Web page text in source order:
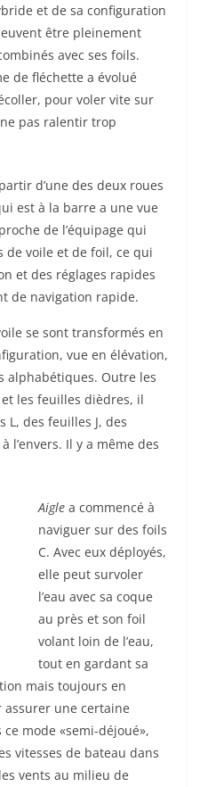
et de sa configuration
être pleinement
avec ses foils.
de fléchette a évolué
pour voler vite sur
pas ralentir trop
d’une des deux roues
est à la barre a une vue
de l’équipage qui
de voile et de foil, ce qui
et des réglages rapides
de navigation rapide.
se sont transformés en
vue en élévation,
alphabétiques. Outre les
les feuilles dièdres, il
L, des feuilles J, des
l’envers. Il y a même des
Aigle a commencé à
naviguer sur des foils
C. Avec eux déployés,
elle peut survoler
l’eau avec sa coque
au près et son foil
volant loin de l’eau,
tout en gardant sa
mais toujours en
assurer une certaine
mode «semi-déjoué»,
vitesses de bateau dans
vents au milieu de